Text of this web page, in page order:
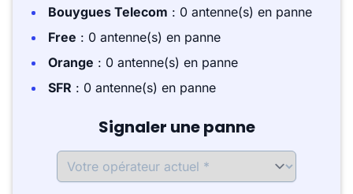
Bouygues Telecom : 0 antenne(s) en panne
Free : 0 antenne(s) en panne
Orange : 0 antenne(s) en panne
SFR : 0 antenne(s) en panne
Signaler une panne